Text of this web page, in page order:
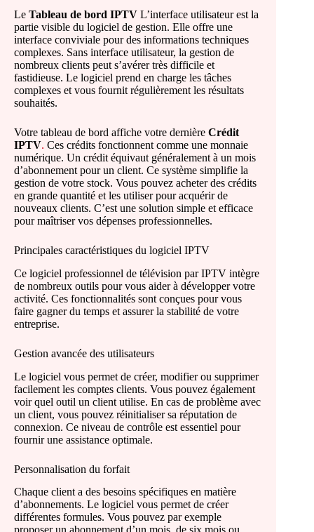
Le Tableau de bord IPTV L’interface utilisateur est la
partie visible du logiciel de gestion. Elle offre une
interface conviviale pour des informations techniques
complexes. Sans interface utilisateur, la gestion de
nombreux clients peut s’avérer très difficile et
fastidieuse. Le logiciel prend en charge les tâches
complexes et vous fournit régulièrement les résultats
souhaités.
Votre tableau de bord affiche votre dernière Crédit
IPTV. Ces crédits fonctionnent comme une monnaie
numérique. Un crédit équivaut généralement à un mois
d’abonnement pour un client. Ce système simplifie la
gestion de votre stock. Vous pouvez acheter des crédits
en grande quantité et les utiliser pour acquérir de
nouveaux clients. C’est une solution simple et efficace
pour maîtriser vos dépenses professionnelles.
Principales caractéristiques du logiciel IPTV
Ce logiciel professionnel de télévision par IPTV intègre
de nombreux outils pour vous aider à développer votre
activité. Ces fonctionnalités sont conçues pour vous
faire gagner du temps et assurer la stabilité de votre
entreprise.
Gestion avancée des utilisateurs
Le logiciel vous permet de créer, modifier ou supprimer
facilement les comptes clients. Vous pouvez également
voir quel outil un client utilise. En cas de problème avec
un client, vous pouvez réinitialiser sa réputation de
connexion. Ce niveau de contrôle est essentiel pour
fournir une assistance optimale.
Personnalisation du forfait
Chaque client a des besoins spécifiques en matière
d’abonnements. Le logiciel vous permet de créer
différentes formules. Vous pouvez par exemple